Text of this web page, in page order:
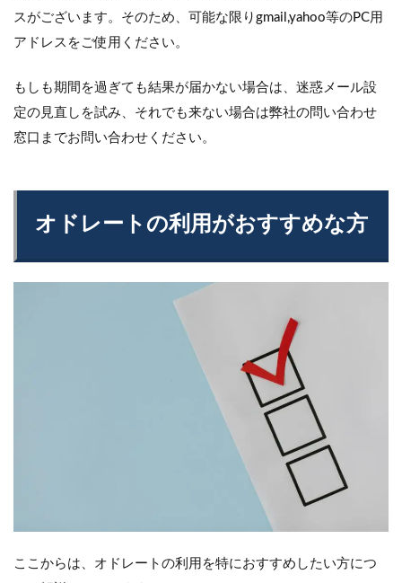
スがございます。そのため、可能な限りgmail,yahoo等のPC用
アドレスをご使用ください。
もしも期間を過ぎても結果が届かない場合は、迷惑メール設
定の見直しを試み、それでも来ない場合は弊社の問い合わせ
窓口までお問い合わせください。
オドレートの利用がおすすめな方
ここからは、オドレートの利用を特におすすめしたい方につ